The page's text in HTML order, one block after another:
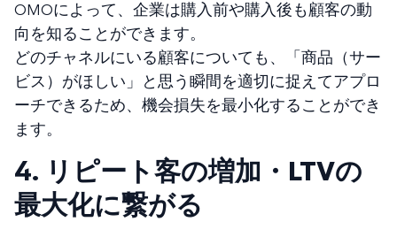
OMOによって、企業は購入前や購入後も顧客の動
向を知ることができます。
どのチャネルにいる顧客についても、「商品（サー
ビス）がほしい」と思う瞬間を適切に捉えてアプロ
ーチできるため、機会損失を最小化することができ
ます。
4. リピート客の増加・LTVの
最大化に繋がる